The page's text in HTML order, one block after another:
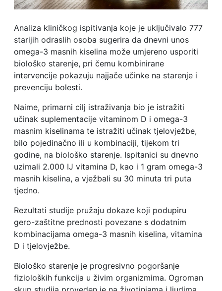
Analiza kliničkog ispitivanja koje je uključivalo 777
starijih odraslih osoba sugerira da dnevni unos
omega-3 masnih kiselina može umjereno usporiti
biološko starenje, pri čemu kombinirane
intervencije pokazuju najjače učinke na starenje i
prevenciju bolesti.
Naime, primarni cilj istraživanja bio je istražiti
učinak suplementacije vitaminom D i omega-3
masnim kiselinama te istražiti učinak tjelovježbe,
bilo pojedinačno ili u kombinaciji, tijekom tri
godine, na biološko starenje. Ispitanici su dnevno
uzimali 2.000 IJ vitamina D, kao i 1 gram omega-3
masnih kiselina, a vježbali su 30 minuta tri puta
tjedno.
Rezultati studije pružaju dokaze koji podupiru
gero-zaštitne prednosti povezane s dodatnim
kombinacijama omega-3 masnih kiselina, vitamina
D i tjelovježbe.
Biološko starenje je progresivno pogoršanje
fizioloških funkcija u živim organizmima. Ogroman